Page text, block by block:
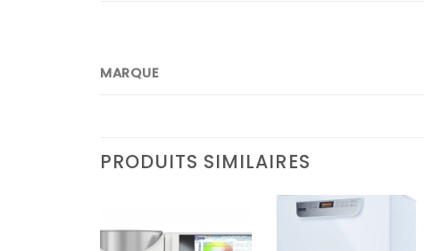
MARQUE
PRODUITS SIMILAIRES